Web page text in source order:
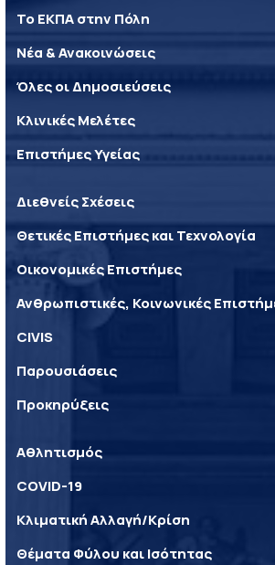
Το ΕΚΠΑ στην Πόλη
Νέα & Ανακοινώσεις
Όλες οι Δημοσιεύσεις
Κλινικές Μελέτες
Επιστήμες Υγείας
Διεθνείς Σχέσεις
Θετικές Επιστήμες και Τεχνολογία
Οικονομικές Επιστήμες
Ανθρωπιστικές, Κοινωνικές
CIVIS
Παρουσιάσεις
Προκηρύξεις
Αθλητισμός
COVID-19
Κλιματική Αλλαγή/Κρίση
Θέματα Φύλου και Ισότητας